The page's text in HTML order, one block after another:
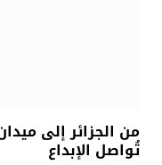
من الجزائر إلى
تُواصل الإبداع